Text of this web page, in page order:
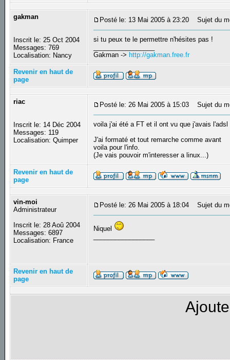
gakman
Inscrit le: 25 Oct 2004
Messages: 769
Localisation: Nancy
Posté le: 13 Mai 2005 à 23:20 Sujet du
si tu peux te le permettre n'hésites pas !
Gakman -> http://gakman.free.fr
Revenir en haut de
page
riac
Inscrit le: 14 Déc 2004
Messages: 119
Localisation: Quimper
Posté le: 26 Mai 2005 à 15:03 Sujet du
voila j'ai été a FT et il ont vu que j'avais
J'ai formaté et tout remarche comme avant
voila pour l'info.
(Je vais pouvoir m'interesser a linux...)
Revenir en haut de
page
vin-moi
Administrateur
Inscrit le: 28 Aoû 2004
Messages: 6897
Localisation: France
Posté le: 26 Mai 2005 à 18:04 Sujet du
Niquel
Revenir en haut de
page